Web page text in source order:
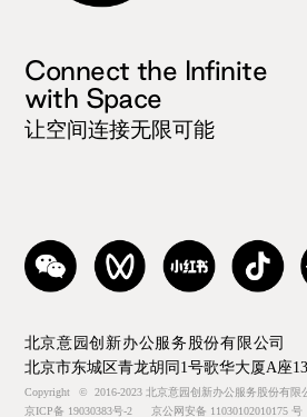
Connect the Infinite
with Space
让空间连接无限可能
北京意园创新办公服务股份有限公司
北京市东城区青龙胡同1号歌华大厦A座
Copyright ©
2016-2023 北京意园创新办公服务股份有限
京ICP备 19030383号-2
京公网安备 11030102010175 号